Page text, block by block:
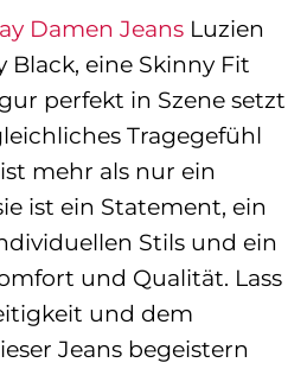
Damen Jeans Luzien
Black, eine Skinny Fit
perfekt in Szene setzt
Tragegefühl
mehr als nur ein
ist ein Statement, ein
Stils und ein
und Qualität. Lass
und dem
Jeans begeistern